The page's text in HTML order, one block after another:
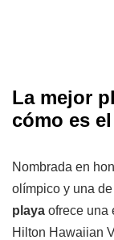
La mejor
cómo es
Nombrada en
olímpico y una
playa ofrece una
Hilton Hawaiian